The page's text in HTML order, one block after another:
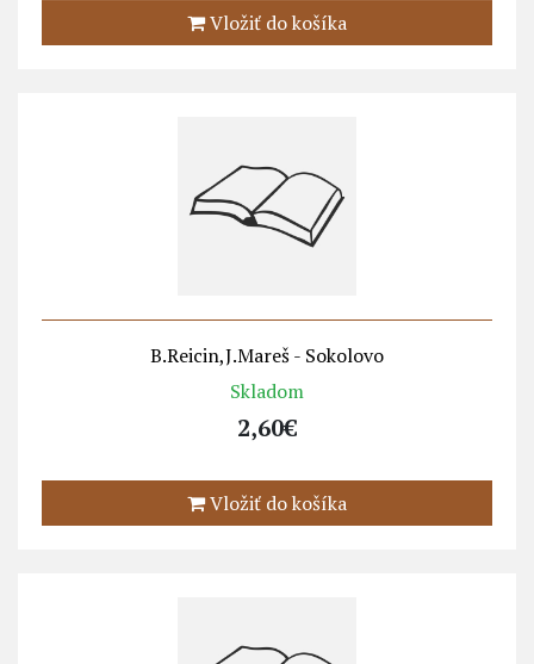
Vložiť do košíka
B.Reicin,J.Mareš - Sokolovo
Skladom
2,60€
Vložiť do košíka